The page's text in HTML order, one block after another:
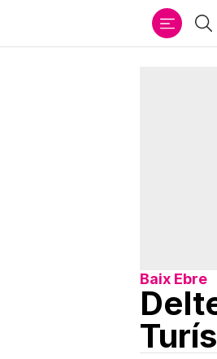
Buscar
Baix Ebre